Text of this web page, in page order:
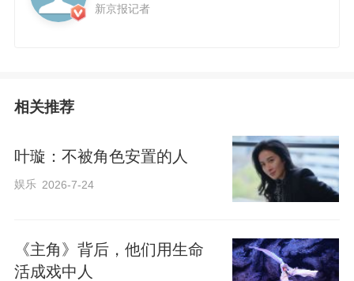
新京报记者
相关推荐
叶璇：不被角色安置的人
娱乐 2026-7-24
《主角》背后，他们用生命
活成戏中人